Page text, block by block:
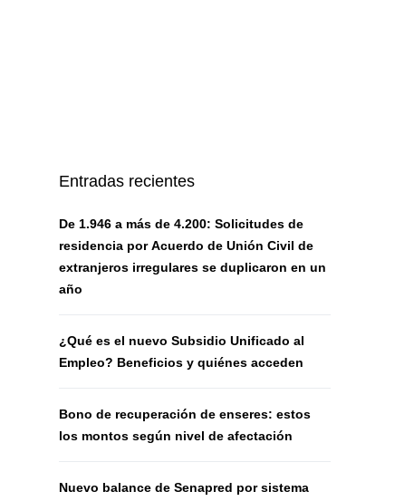
Entradas recientes
De 1.946 a más de 4.200: Solicitudes de
residencia por Acuerdo de Unión Civil de
extranjeros irregulares se duplicaron en un
año
¿Qué es el nuevo Subsidio Unificado al
Empleo? Beneficios y quiénes acceden
Bono de recuperación de enseres: estos
los montos según nivel de afectación
Nuevo balance de Senapred por sistema